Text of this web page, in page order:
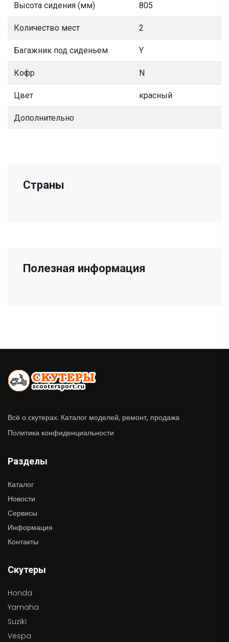
Высота сидения (мм) 805
Количество мест 2
Багажник под сиденьем Y
Кофр N
Цвет красный
Дополнительно
Страны
Полезная информация
Всё о скутерах. Каталог моделей, ремонт, продажа
Политика конфиденциальности
Разделы
Каталог
Новости
Сервисы
Информация
Контакты
Скутеры
Honda
Yamaha
Suziki
Vespa